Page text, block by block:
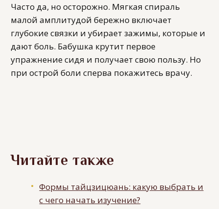
Часто да, но осторожно. Мягкая спираль
малой амплитудой бережно включает
глубокие связки и убирает зажимы, которые и
дают боль. Бабушка крутит первое
упражнение сидя и получает свою пользу. Но
при острой боли сперва покажитесь врачу.
Читайте также
Формы тайцзицюань: какую выбрать и
с чего начать изучение?